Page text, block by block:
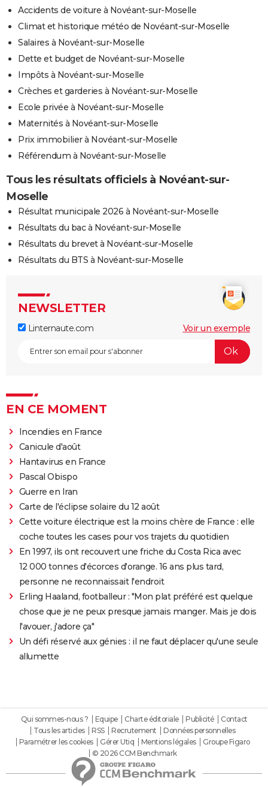
Accidents de voiture à Novéant-sur-Moselle
Climat et historique météo de Novéant-sur-Moselle
Salaires à Novéant-sur-Moselle
Dette et budget de Novéant-sur-Moselle
Impôts à Novéant-sur-Moselle
Crèches et garderies à Novéant-sur-Moselle
Ecole privée à Novéant-sur-Moselle
Maternités à Novéant-sur-Moselle
Prix immobilier à Novéant-sur-Moselle
Référendum à Novéant-sur-Moselle
Tous les résultats officiels à Novéant-sur-
Moselle
Résultat municipale 2026 à Novéant-sur-Moselle
Résultats du bac à Novéant-sur-Moselle
Résultats du brevet à Novéant-sur-Moselle
Résultats du BTS à Novéant-sur-Moselle
NEWSLETTER
Linternaute.com Voir un exemple
EN CE MOMENT
Incendies en France
Canicule d'août
Hantavirus en France
Pascal Obispo
Guerre en Iran
Carte de l'éclipse solaire du 12 août
Cette voiture électrique est la moins chère de France : elle
coche toutes les cases pour vos trajets du quotidien
En 1997, ils ont recouvert une friche du Costa Rica avec
12 000 tonnes d'écorces d'orange. 16 ans plus tard,
personne ne reconnaissait l'endroit
Erling Haaland, footballeur : "Mon plat préféré est quelque
chose que je ne peux presque jamais manger. Mais je dois
l'avouer, j'adore ça"
Un défi réservé aux génies : il ne faut déplacer qu'une seule
allumette
Qui sommes-nous ? Equipe Charte éditoriale Publicité
Contact
Tous les articles
RSS Recrutement
Données personnelles
Paramétrer les cookies
Gérer Utiq Mentions légales
Groupe Figaro
© 2026 CCM Benchmark